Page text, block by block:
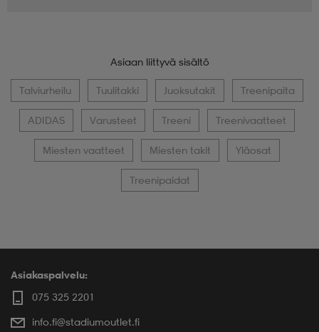
Asiaan liittyvä sisältö
Talviurheilu Tuulitakki Juoksutakit Treenipaita
ADIDAS Varusteet Treeni Treenivaatteet
Miesten vaatteet Miesten takit Yläosat
Treenipaidat
Asiakaspalvelu:
075 325 2201
info.fi@stadiumoutlet.fi